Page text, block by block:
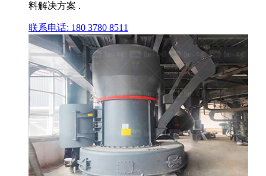
料解决方案 .
联系电话: 180 3780 8511